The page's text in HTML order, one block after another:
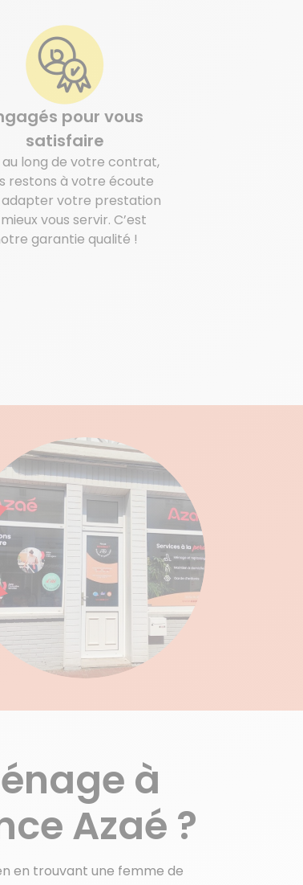
pour vous
satisfaire
au long de votre contrat,
restons à votre écoute
votre prestation
vous servir. C’est
garantie qualité !
à
Azaé ?
en trouvant une femme de